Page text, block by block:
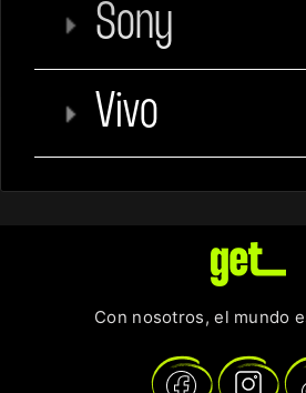
Sony
Vivo
Con nosotros, el mundo